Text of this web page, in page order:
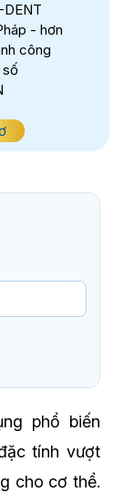
- hơn
công
số
phổ biến
tính vượt
cho cơ thể.